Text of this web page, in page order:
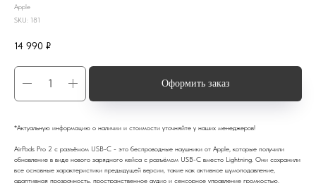
Apple
SKU: 181
14 990 ₽
Оформить заказ
*Актуальную информацию о наличии и стоимости уточняйте у наших менеджеров!
AirPods Pro 2 с разъёмом USB-C - это беспроводные наушники от Apple, которые получили
обновление в виде нового зарядного кейса с разъёмом USB-C вместо Lightning. Они сохранили
все основные характеристики предыдущей версии, такие как активное шумоподавление,
адаптивная прозрачность, пространственное аудио и сенсорное управление громкостью.